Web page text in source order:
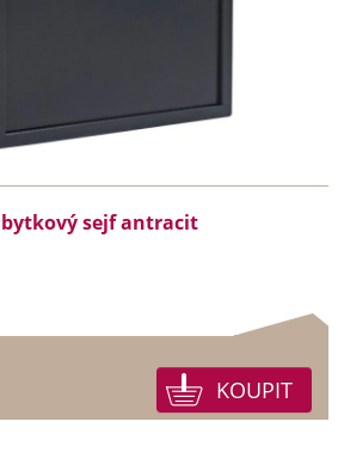
sejf antracit